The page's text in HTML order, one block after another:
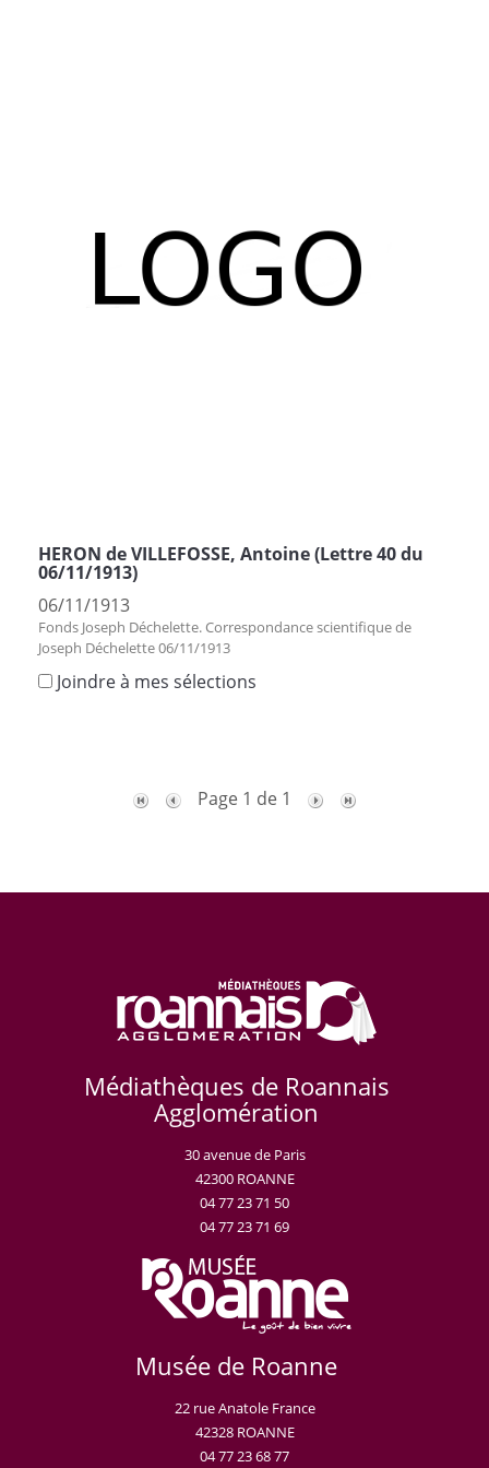
HERON de VILLEFOSSE, Antoine (Lettre 40 du
06/11/1913)
06/11/1913
Fonds Joseph Déchelette. Correspondance scientifique de
Joseph Déchelette 06/11/1913
Joindre à mes sélections
Page 1 de 1
Médiathèques de Roannais
Agglomération
30 avenue de Paris
42300 ROANNE
04 77 23 71 50
04 77 23 71 69
Musée de Roanne
22 rue Anatole France
42328 ROANNE
04 77 23 68 77